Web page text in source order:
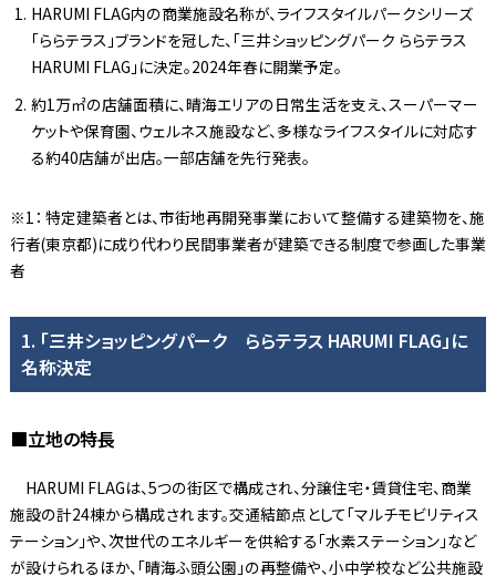
HARUMI FLAG内の商業施設名称が、ライフスタイルパークシリーズ
「ららテラス」ブランドを冠した、「三井ショッピングパーク ららテラス
HARUMI FLAG」に決定。2024年春に開業予定。
約1万㎡の店舗面積に、晴海エリアの日常生活を支え、スーパーマー
ケットや保育園、ウェルネス施設など、多様なライフスタイルに対応す
る約40店舗が出店。一部店舗を先行発表。
※1： 特定建築者とは、市街地再開発事業において整備する建築物を、施
行者(東京都)に成り代わり民間事業者が建築できる制度で参画した事業
者
1. 「三井ショッピングパーク ららテラス HARUMI FLAG」に
名称決定
■立地の特長
HARUMI FLAGは、5つの街区で構成され、分譲住宅・賃貸住宅、商業
施設の計24棟から構成されます。交通結節点として「マルチモビリティス
テーション」や、次世代のエネルギーを供給する「水素ステーション」など
が設けられるほか、「晴海ふ頭公園」の再整備や、小中学校など公共施設